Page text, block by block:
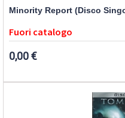
Minority Report (Disco
Fuori catalogo
0,00 €